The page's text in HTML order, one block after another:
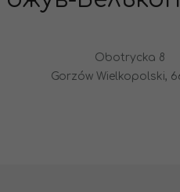
Obotrycka 8
Gorzów Wielkopolski,